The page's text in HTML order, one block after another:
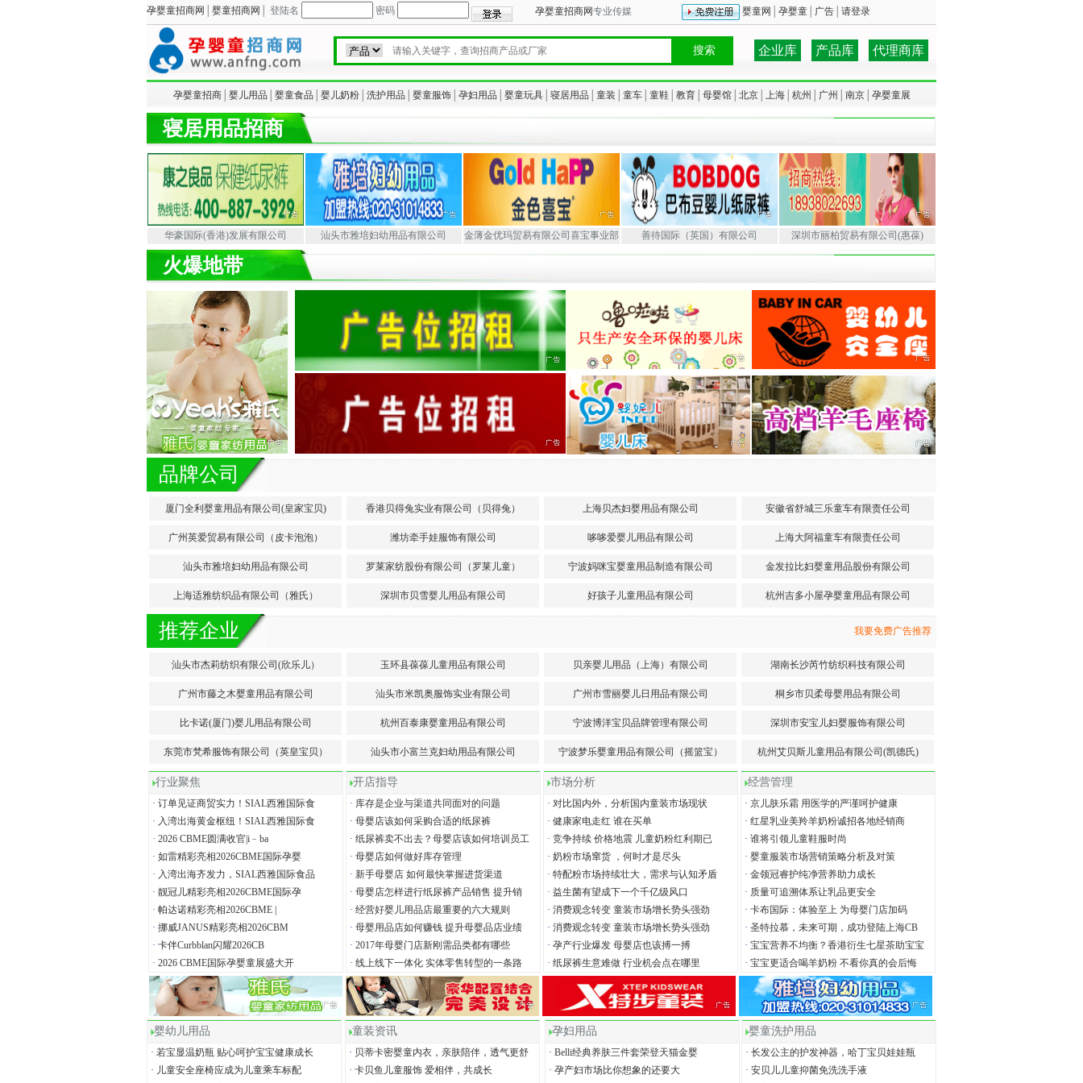
孕婴童招商网 婴童招商网 │ 登陆名 密码 孕婴童招商网专业传媒 婴童网 孕婴童 广告 请登录
企业库 产品库 代理商库
孕婴童招商│ 婴儿用品 婴童食品 婴儿奶粉│ 洗护用品 婴童服饰│ 孕妇用品 婴童玩具│ 寝居用品 童装 童车│ 童鞋│ 教育│ 母婴馆│ 北京│ 上海│ 杭州 广州 南京│ 孕婴童展
寝居用品招商
华豪国际(香港)发展有限公司 汕头市雅培妇幼用品有限公司 金薄金优玛贸易有限公司喜宝事业部 善待国际（英国）有限公司 深圳市丽柏贸易有限公司(惠葆)
火爆地带
品牌公司
厦门全利婴童用品有限公司(皇家宝贝) 香港贝得兔实业有限公司（贝得兔） 上海贝杰妇婴用品有限公司 安徽省舒城三乐童车有限责任公司
广州英爱贸易有限公司（皮卡泡泡） 潍坊牵手娃服饰有限公司 哆哆爱婴儿用品有限公司 上海大阿福童车有限责任公司
汕头市雅培妇幼用品有限公司 罗莱家纺股份有限公司（罗莱儿童） 宁波妈咪宝婴童用品制造有限公司 金发拉比妇婴童用品股份有限公司
上海适雅纺织品有限公司（雅氏） 深圳市贝雪婴儿用品有限公司 好孩子儿童用品有限公司 杭州吉多小屋孕婴童用品有限公司
推荐企业 我要免费广告推荐
汕头市杰莉纺织有限公司(欣乐儿） 玉环县葆葆儿童用品有限公司 贝亲婴儿用品（上海）有限公司 湖南长沙芮竹纺织科技有限公司
广州市藤之木婴童用品有限公司 汕头市米凯奥服饰实业有限公司 广州市雪丽婴儿日用品有限公司 桐乡市贝柔母婴用品有限公司
比卡诺(厦门)婴儿用品有限公司 杭州百泰康婴童用品有限公司 宁波博洋宝贝品牌管理有限公司 深圳市安宝儿妇婴服饰有限公司
东莞市梵希服饰有限公司（英皇宝贝） 汕头市小富兰克妇幼用品有限公司 宁波梦乐婴童用品有限公司（摇篮宝） 杭州艾贝斯儿童用品有限公司(凯德氏)
行业聚焦
· 订单见证商贸实力！SIAL西雅国际食
· 入湾出海黄金枢纽！SIAL西雅国际食
· 2026 CBME圆满收官|i﹣ba
· 如雷精彩亮相2026CBME国际孕婴
· 入湾出海齐发力，SIAL西雅国际食品
· 靓冠儿精彩亮相2026CBME国际孕
· 帕达诺精彩亮相2026CBME |
· 挪威JANUS精彩亮相2026CBM
· 卡伴Curbblan闪耀2026CB
· 2026 CBME国际孕婴童展盛大开
开店指导
· 库存是企业与渠道共同面对的问题
· 母婴店该如何采购合适的纸尿裤
· 纸尿裤卖不出去？母婴店该如何培训员工
· 母婴店如何做好库存管理
· 新手母婴店 如何最快掌握进货渠道
· 母婴店怎样进行纸尿裤产品销售 提升销
· 经营好婴儿用品店最重要的六大规则
· 母婴用品店如何赚钱 提升母婴品店业绩
· 2017年母婴门店新刚需品类都有哪些
· 线上线下一体化 实体零售转型的一条路
市场分析
· 对比国内外，分析国内童装市场现状
· 健康家电走红 谁在买单
· 竞争持续 价格地震 儿童奶粉红利期已
· 奶粉市场窜货 ，何时才是尽头
· 特配粉市场持续壮大，需求与认知矛盾
· 益生菌有望成下一个千亿级风口
· 消费观念转变 童装市场增长势头强劲
· 消费观念转变 童装市场增长势头强劲
· 孕产行业爆发 母婴店也该搏一搏
· 纸尿裤生意难做 行业机会点在哪里
经营管理
· 京儿肤乐霜 用医学的严谨呵护健康
· 红星乳业美羚羊奶粉诚招各地经销商
· 谁将引领儿童鞋服时尚
· 婴童服装市场营销策略分析及对策
· 金领冠睿护纯净营养助力成长
· 质量可追溯体系让乳品更安全
· 卡布国际：体验至上 为母婴门店加码
· 圣特拉慕，未来可期，成功登陆上海CB
· 宝宝营养不均衡？香港衍生七星茶助宝宝
· 宝宝更适合喝羊奶粉 不看你真的会后悔
婴幼儿用品
· 若宝显温奶瓶 贴心呵护宝宝健康成长
· 儿童安全座椅应成为儿童乘车标配
童装资讯
· 贝蒂卡密婴童内衣，亲肤陪伴，透气更舒
· 卡贝鱼儿童服饰 爱相伴，共成长
孕妇用品
· Belli经典养肤三件套荣登天猫金婴
· 孕产妇市场比你想象的还要大
婴童洗护用品
· 长发公主的护发神器，哈丁宝贝娃娃瓶
· 安贝儿儿童抑菌免洗洗手液